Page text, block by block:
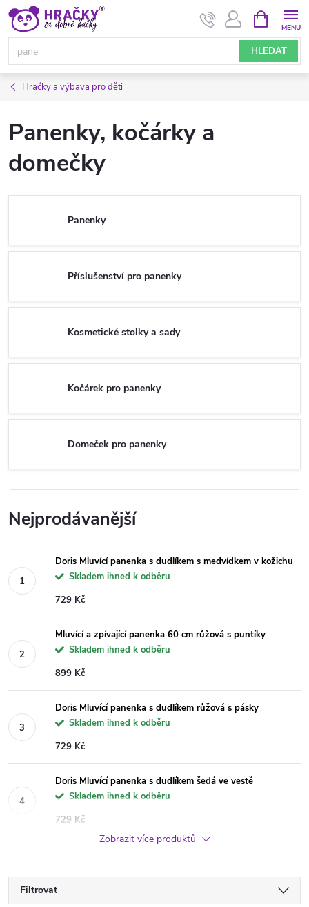
Přejít
obsah
HLEDAT
NÁKUPNÍ
KOŠÍK
Hračky a výbava pro děti
Panenky, kočárky a
domečky
Panenky
Příslušenství pro panenky
Kosmetické stolky a sady
Kočárek pro panenky
Domeček pro panenky
Nejprodávanější
Doris Mluvící panenka s dudlíkem s medvídkem v kožichu
Skladem ihned k odběru
729 Kč
Mluvící a zpívající panenka 60 cm růžová s puntíky
Skladem ihned k odběru
899 Kč
Doris Mluvící panenka s dudlíkem růžová s pásky
Skladem ihned k odběru
729 Kč
Doris Mluvící panenka s dudlíkem šedá ve vestě
Skladem ihned k odběru
729 Kč
Zobrazit více produktů
Filtrovat